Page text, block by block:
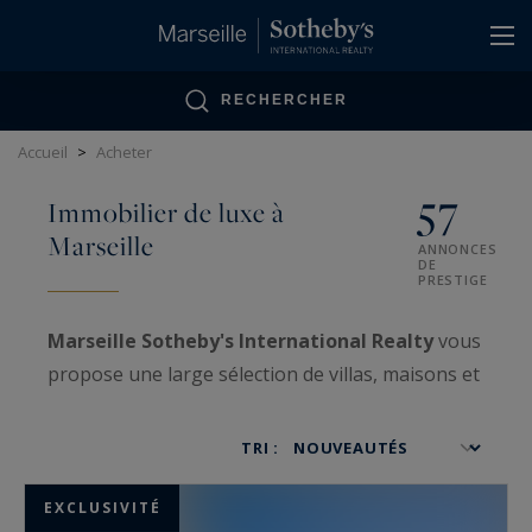
RECHERCHER
Accueil > Acheter
Immobilier de luxe à
Marseille
57
ANNONCES
DE
PRESTIGE
Marseille Sotheby's International Realtyvous
propose une large sélection de villas, maisons et
Marseille, de Carry-le-Rouet jusqu'aux portes du
TRI :
EXCLUSIVITÉ